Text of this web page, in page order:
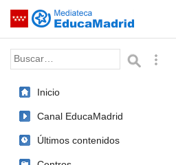
Saltar navegación
Palabra o frase:
Inicio
Canal EducaMadrid
Últimos contenidos